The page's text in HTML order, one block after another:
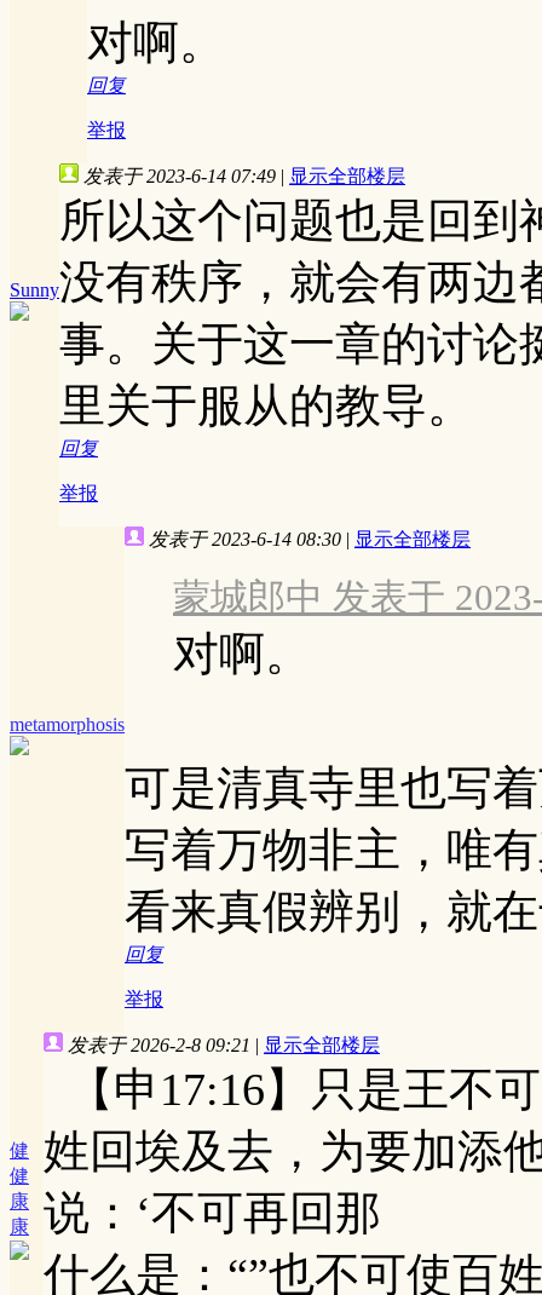
对啊。
回复
举报
Sunny
发表于 2023-6-14 07:49 | 显示全部楼层
所以这个问题也是回
没有秩序，就会有两边
事。关于这一章的讨论
里关于服从的教导。
回复
举报
metamorphosis
发表于 2023-6-14 08:30 | 显示全部楼层
蒙城郎中 发表于
对啊。
可是清真寺里也写
写着万物非主，唯
看来真假辨别，就
回复
举报
健
健
康
康
发表于 2026-2-8 09:21 | 显示全部楼层
【申17:16】只是王不
姓回埃及去，为要加添
说：‘不可再回那
什么是：“”也不可使百